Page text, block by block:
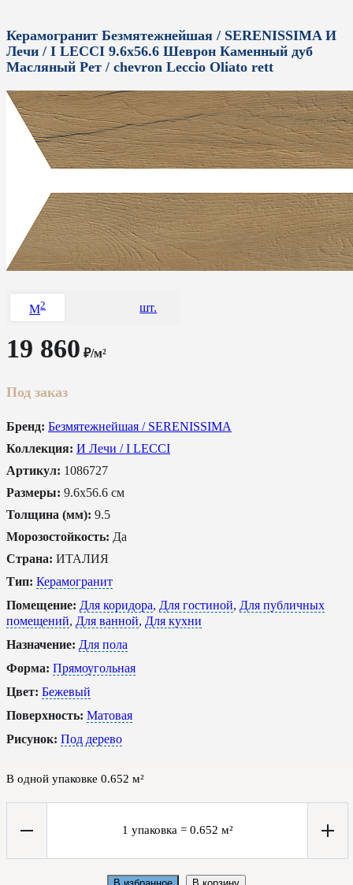
Керамогранит Безмятежнейшая / SERENISSIMA И
Лечи / I LECCI 9.6x56.6 Шеврон Каменный дуб
Масляный Рет / chevron Leccio Oliato rett
M2 шт.
19 860 ₽/м²
Под заказ
Бренд: Безмятежнейшая / SERENISSIMA
Коллекция: И Лечи / I LECCI
Артикул: 1086727
Размеры: 9.6x56.6 см
Толщина (мм): 9.5
Морозостойкость: Да
Страна: ИТАЛИЯ
Тип: Керамогранит
Помещение: Для коридора, Для гостиной, Для публичных
помещений, Для ванной, Для кухни
Назначение: Для пола
Форма: Прямоугольная
Цвет: Бежевый
Поверхность: Матовая
Рисунок: Под дерево
В одной упаковке 0.652 м²
1 упаковка = 0.652 м²